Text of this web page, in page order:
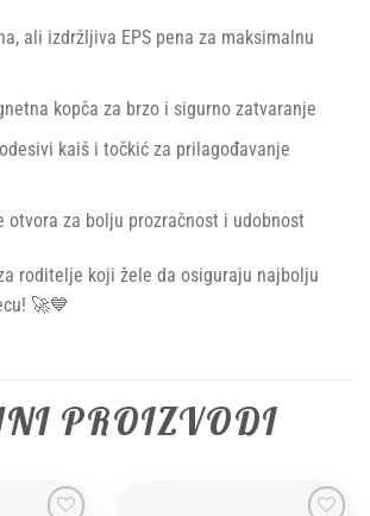
ali izdržljiva EPS pena za maksimalnu
kopča za brzo i sigurno zatvaranje
kaiš i točkić za prilagođavanje
otvora za bolju prozračnost i udobnost
roditelje koji žele da osiguraju najbolju
🚀💙
PROIZVODI